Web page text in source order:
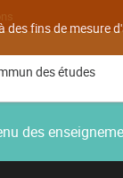
fins de mesure
des études
des